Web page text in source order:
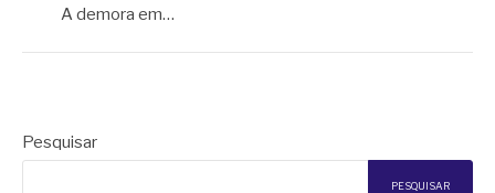
A demora em…
Pesquisar
PESQUISAR